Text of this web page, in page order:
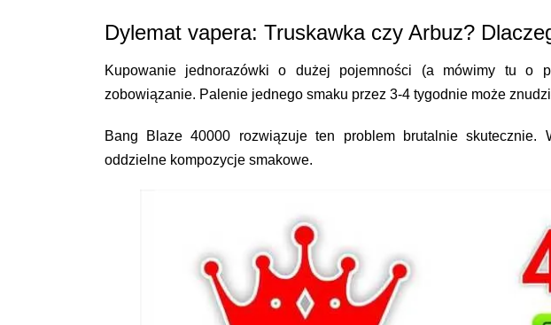
Dylemat vapera: Truskawka czy Arbuz?
Kupowanie jednorazówki o dużej pojemności (a mówimy tu o
zobowiązanie. Palenie jednego smaku przez 3-4 tygodnie może
Bang Blaze 40000 rozwiązuje ten problem brutalnie skutecznie.
oddzielne kompozycje smakowe.